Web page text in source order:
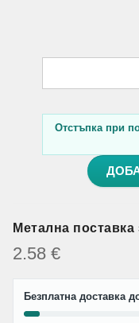
Отстъпка при
Метална
2.58 €
Безплатна доставка